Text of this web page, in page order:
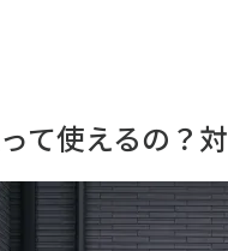
て使えるの？